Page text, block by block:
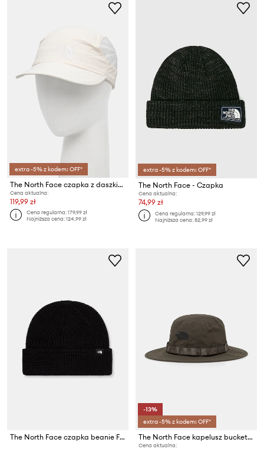
extra -5% z kodem: OFF*
The North Face czapka z daszkiem Summer Run
Cena aktualna:
119,99 zł
Cena regularna:179,99 zł
Najniższa cena:124,99 zł
extra -5% z kodem: OFF*
The North Face - Czapka
Cena aktualna:
74,99 zł
Cena regularna:129,99 zł
Najniższa cena:82,99 zł
The North Face czapka beanie Fisherman
-13%
extra -5% z kodem: OFF*
The North Face kapelusz bucket CLASS V BRIMMER
Cena aktualna: